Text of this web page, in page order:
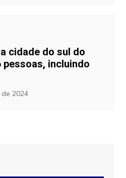
cidade do sul do
pessoas, incluindo
2024